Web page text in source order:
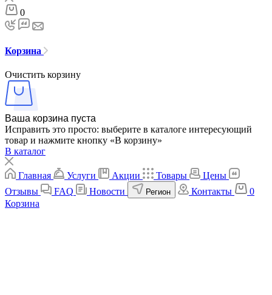
0
Корзина
Очистить корзину
Ваша корзина пуста
Исправить это просто: выберите в каталоге интересующий
товар и нажмите кнопку «В корзину»
В каталог
Главная Услуги Акции Товары
Цены
Отзывы
FAQ Новости Регион Контакты
0
Корзина